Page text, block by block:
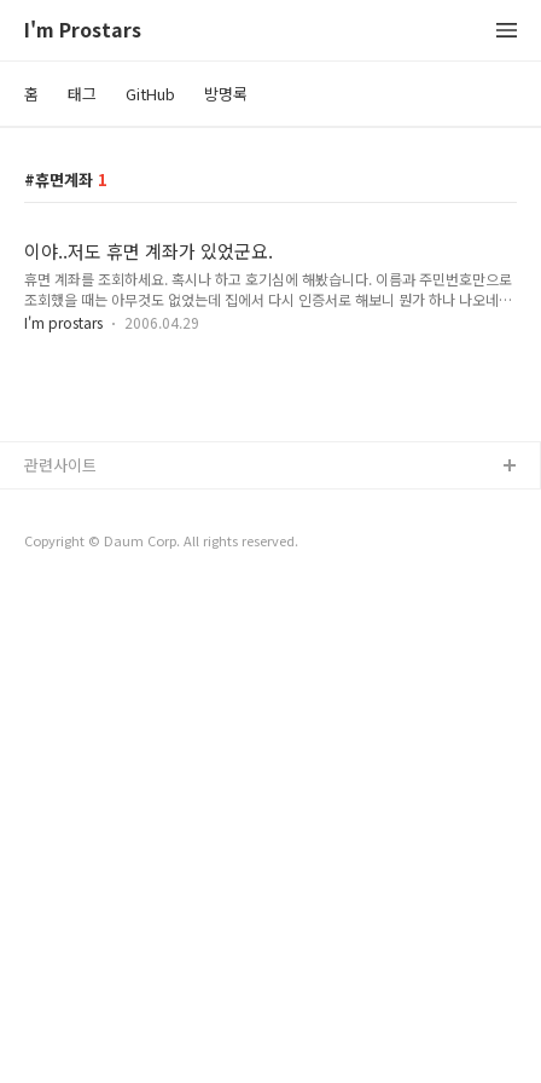
I'm Prostars
홈 태그 GitHub 방명록
휴면계좌 1
이야..저도 휴면 계좌가 있었군요.
휴면 계좌를 조회하세요. 혹시나 하고 호기심에 해봤습니다. 이름과 주민번호만으로
조회했을 때는 아무것도 없었는데 집에서 다시 인증서로 해보니 뭔가 하나 나오네요
^^ 대략 7000원 정도의 금액이 국민은행에 있다네요...국민은행 통장도 없는데...계
I'm prostars 2006.04.29
Copyright © Daum Corp. All rights reserved.
관련사이트